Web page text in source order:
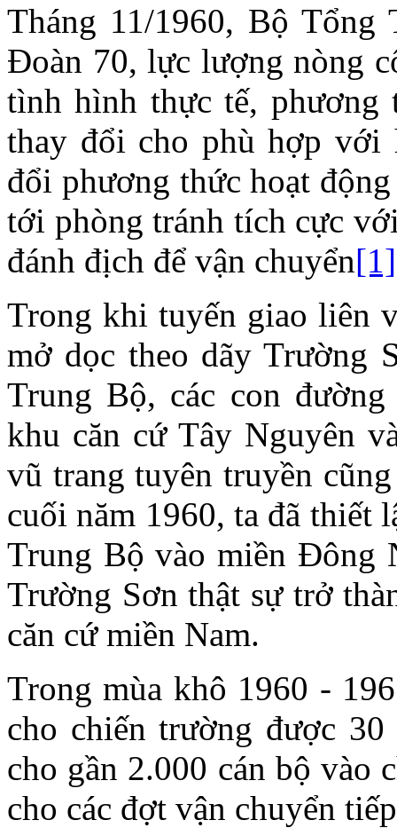
Tháng 11/1960, Bộ Tổng
Đoàn 70, lực lượng nòng
tình hình thực tế, phương
thay đổi cho phù hợp với
đổi phương thức hoạt
tới phòng tránh tích cực
đánh địch để vận chuyển[1]
Trong khi tuyến giao liên
mở dọc theo dãy Trường
Trung Bộ, các con
khu căn cứ Tây Nguyên
vũ trang tuyên truyền
cuối năm 1960, ta đã thiết
Trung Bộ vào miền Đông
Trường Sơn thật sự trở
căn cứ miền Nam.
Trong mùa khô 1960 -
cho chiến trường được
cho gần 2.000 cán bộ vào
cho các đợt vận chuyển